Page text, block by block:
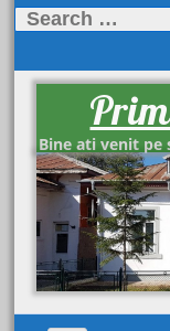
Search
Bine ati venit pe